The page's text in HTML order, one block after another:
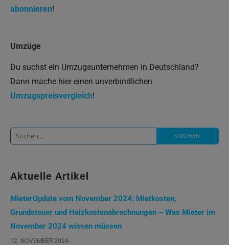
abonnieren!
Umzüge
Du suchst ein Umzugsunternehmen in Deutschland?
Dann mache hier einen unverbindlichen
Umzugspreisvergleich!
Suche
Aktuelle Artikel
MieterUpdate vom November 2024: Mietkosten,
Grundsteuer und Heizkostenabrechnungen – Was Mieter im
November 2024 wissen müssen
12. NOVEMBER 2024